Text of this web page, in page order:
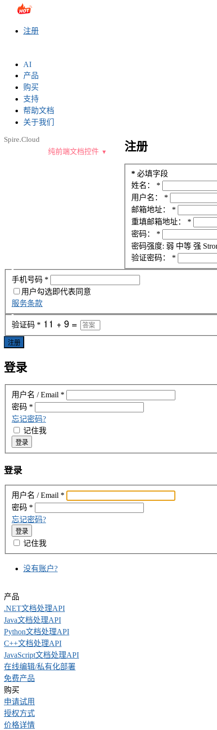
sales@e-iceblue.com
注册
AI
产品
购买
支持
帮助文档
关于我们
Spire.Cloud
纯前端文档控件
注册
* 必填字段
姓名：
*
用户名：
*
邮箱地址：
*
重填邮箱地址：
*
密码：
*
密码强度: 弱 中等 强
验证密码：
*
手机号码 *
用户勾选即代表同意
服务条款
验证码 *
注册
登录
用户名 / Email *
密码 *
忘记密码?
记住我
登录
登录
用户名 / Email *
密码 *
忘记密码?
登录
记住我
没有账户?
产品
.NET文档处理API
Java文档处理API
Python文档处理API
C++文档处理API
JavaScript文档处理API
在线编辑/私有化部署
免费产品
购买
申请试用
授权方式
价格详情